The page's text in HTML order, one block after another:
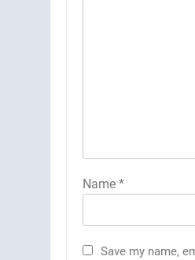
Name *
Save my name,